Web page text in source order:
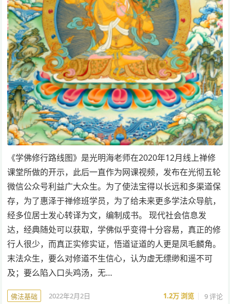
《学佛修行路线图》是光明海老师在2020年12月线上禅修
课堂所做的开示，此后一直作为网课视频，发布在光彻五轮
微信公众号利益广大众生。为了使法宝得以长远和多渠道保
存，为了惠泽于禅修班学员，为了给未来更多学法众导航，
经多位居士发心转译为文，编制成书。 现代社会信息发
达，经典随处可以获取，学佛似乎变得十分容易，真正的修
行人很少，而真正实修实证，悟道证道的人更是凤毛麟角。
末法众生，要么对修道不生信心，认为虚无缥缈和遥不可
及；要么陷入口头鸡汤，无…
佛法基础 2022年2月2日 1.2万浏览 9 评论